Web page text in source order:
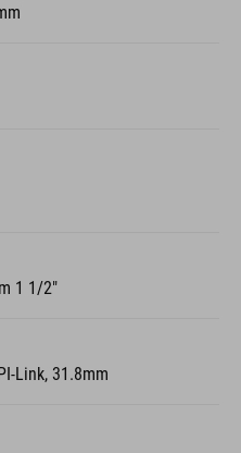
1 1/2"
Link, 31.8mm